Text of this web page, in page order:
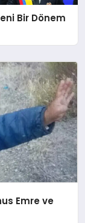
Bir Dönem
Emre ve